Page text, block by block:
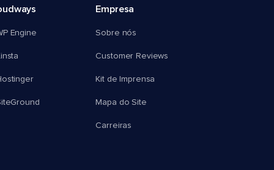
Engine
Empresa
Sobre nós
Customer Reviews
Kit de Imprensa
Mapa do Site
Carreiras